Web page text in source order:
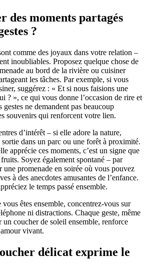
des moments partagés
?
comme des joyaux dans votre relation –
inoubliables. Proposez quelque chose de
au bord de la rivière ou cuisiner
les tâches. Par exemple, si vous
suggérez : « Et si nous faisions une
? », ce qui vous donne l’occasion de rire et
ne demandent pas beaucoup
souvenirs qui renforcent votre lien.
d’intérêt – si elle adore la nature,
dans un parc ou une forêt à proximité.
apprécie ces moments, c’est un signe que
Soyez également spontané – par
promenade en soirée où vous pouvez
à des anecdotes amusantes de l’enfance.
le temps passé ensemble.
êtes ensemble, concentrez-vous sur
ni distractions. Chaque geste, même
un coucher de soleil ensemble, renforce
vivant.
délicat exprime le